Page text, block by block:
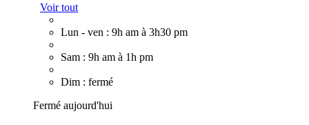
Voir tout
Lun - ven : 9h am à 3h30 pm
Sam : 9h am à 1h pm
Dim : fermé
Fermé aujourd'hui